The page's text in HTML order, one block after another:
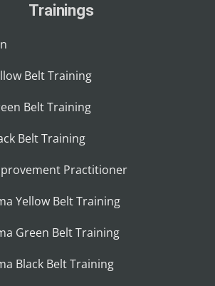
Trainings
Belt Training
Belt Training
Belt Training
Practitioner
Yellow Belt Training
Green Belt Training
Black Belt Training